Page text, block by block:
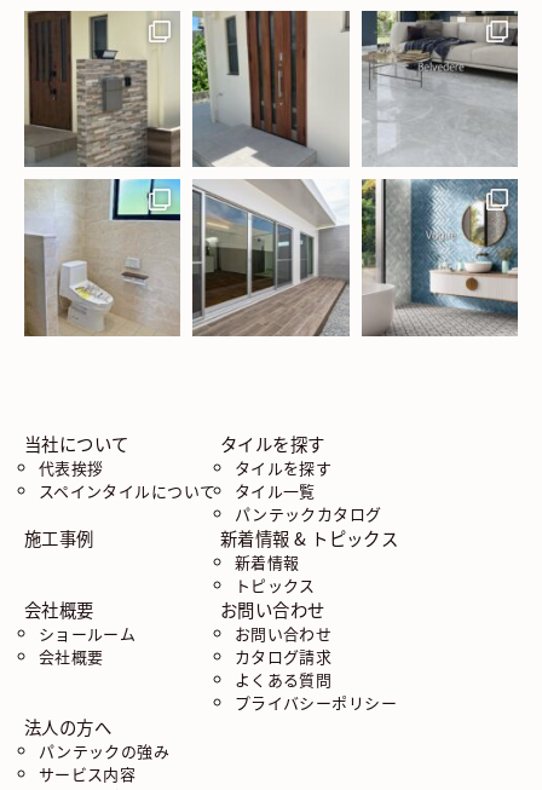
当社について
代表挨拶
スペインタイルについて
タイルを探す
タイルを探す
タイル一覧
パンテックカタログ
施工事例 新着情報 & トピックス
新着情報
トピックス
会社概要
ショールーム
会社概要
お問い合わせ
お問い合わせ
カタログ請求
よくある質問
プライバシーポリシー
法人の方へ
パンテックの強み
サービス内容